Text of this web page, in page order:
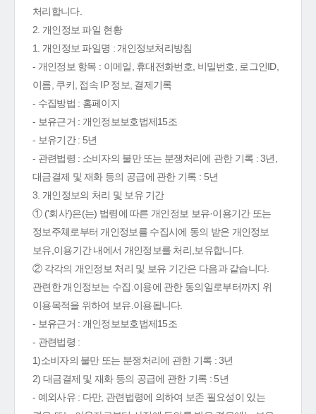
처리합니다.
2. 개인정보 파일 현황
1. 개인정보 파일명 : 개인정보처리방침
- 개인정보 항목 : 이메일, 휴대전화번호, 비밀번호, 로그인ID,
이름, 쿠키, 접속 IP 정보, 결제기록
- 수집방법 : 홈페이지
- 보유근거 : 개인정보보호법제15조
- 보유기간 : 5년
- 관련법령 : 소비자의 불만 또는 분쟁처리에 관한 기록 : 3년,
대금결제 및 재화 등의 공급에 관한 기록 : 5년
3. 개인정보의 처리 및 보유 기간
① ('회사')은(는) 법령에 따른 개인정보 보유·이용기간 또는
정보주체로부터 개인정보를 수집시에 동의 받은 개인정보
보유,이용기간 내에서 개인정보를 처리,보유합니다.
② 각각의 개인정보 처리 및 보유 기간은 다음과 같습니다.
관련한 개인정보는 수집.이용에 관한 동의일로부터까지 위
이용목적을 위하여 보유.이용됩니다.
- 보유근거 : 개인정보보호법제15조
- 관련법령 :
1)소비자의 불만 또는 분쟁처리에 관한 기록 : 3년
2) 대금결제 및 재화 등의 공급에 관한 기록 : 5년
- 예외사유 : 다만, 관련법령에 의하여 보존 필요성이 있는